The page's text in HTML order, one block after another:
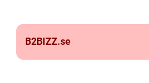
B2BIZZ.se